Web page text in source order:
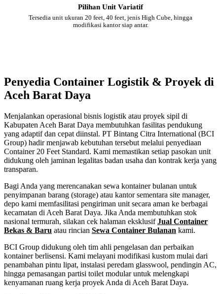
Pilihan Unit Variatif
Tersedia unit ukuran 20 feet, 40 feet, jenis High Cube, hingga
modifikasi kantor siap antar.
Penyedia Container Logistik & Proyek di
Aceh Barat Daya
Menjalankan operasional bisnis logistik atau proyek sipil di
Kabupaten Aceh Barat Daya membutuhkan fasilitas pendukung
yang adaptif dan cepat diinstal. PT Bintang Citra International (BCI
Group) hadir menjawab kebutuhan tersebut melalui penyediaan
Container 20 Feet Standard. Kami memastikan setiap pasokan unit
didukung oleh jaminan legalitas badan usaha dan kontrak kerja yang
transparan.
Bagi Anda yang merencanakan sewa kontainer bulanan untuk
penyimpanan barang (storage) atau kantor sementara site manager,
depo kami memfasilitasi pengiriman unit secara aman ke berbagai
kecamatan di Aceh Barat Daya. Jika Anda membutuhkan stok
nasional termurah, silakan cek halaman eksklusifJual Container
Bekas & Baru atau rincian Sewa Container Bulanan kami.
BCI Group didukung oleh tim ahli pengelasan dan perbaikan
kontainer berlisensi. Kami melayani modifikasi kustom mulai dari
penambahan pintu lipat, instalasi peredam glasswool, pendingin AC,
hingga pemasangan partisi toilet modular untuk melengkapi
kenyamanan ruang kerja proyek Anda di Aceh Barat Daya.